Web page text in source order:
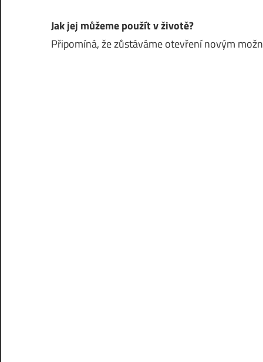
Jak jej můžeme použít v životě?
Připomíná, že zůstáváme otevření novým